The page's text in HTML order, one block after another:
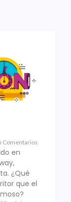
Comentarios
en
¿Qué
que el